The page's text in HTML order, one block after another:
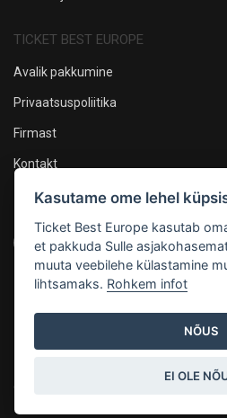
TICKET BEST EUROPE
Avalik pakkumine
Privaatsuspoliitika
Firmast
Kontakt
Oleme sotsiaalmeedias
Maksevõimalused
Kasutame ome lehel
Ticket Best Europe kasutab
et pakkuda Sulle
muuta veebilehe külastamine
lihtsamaks. Rohkem infot
NÕUS
EI OLE